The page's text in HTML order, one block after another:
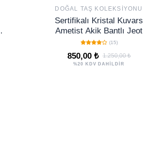
DOĞAL TAŞ KOLEKSIYONU
Sertifikalı Kristal Kuvars
Ametist Akik Bantlı Jeot
Koleksiyonluk Doğal Taş
Dekoratif Obje NO 226
(15)
850,00 ₺ 1.250,00 ₺
%20 KDV DAHİLDİR